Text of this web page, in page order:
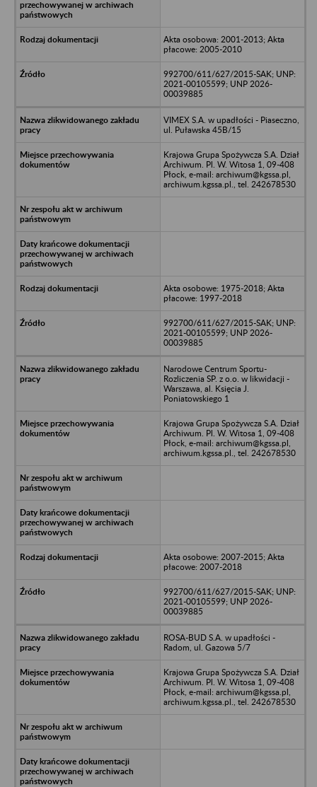
Akta osobowa: 2001-2013; Akta
płacowe: 2005-2010
992700/611/627/2015-SAK; UNP:
2021-00105599; UNP 2026-
00039885
VIMEX S.A. w upadłości - Piaseczno,
ul. Puławska 45B/15
Krajowa Grupa Spożywcza S.A. Dział
Archiwum. Pl. W. Witosa 1, 09-408
Płock, e-mail: archiwum@kgssa.pl,
archiwum.kgssa.pl., tel. 242678530
Akta osobowe: 1975-2018; Akta
płacowe: 1997-2018
992700/611/627/2015-SAK; UNP:
2021-00105599; UNP 2026-
00039885
Narodowe Centrum Sportu-
Rozliczenia SP. z o.o. w likwidacji -
Warszawa, al. Księcia J.
Poniatowskiego 1
Krajowa Grupa Spożywcza S.A. Dział
Archiwum. Pl. W. Witosa 1, 09-408
Płock, e-mail: archiwum@kgssa.pl,
archiwum.kgssa.pl., tel. 242678530
Akta osobowe: 2007-2015; Akta
płacowe: 2007-2018
992700/611/627/2015-SAK; UNP:
2021-00105599; UNP 2026-
00039885
ROSA-BUD S.A. w upadłości -
Radom, ul. Gazowa 5/7
Krajowa Grupa Spożywcza S.A. Dział
Archiwum. Pl. W. Witosa 1, 09-408
Płock, e-mail: archiwum@kgssa.pl,
archiwum.kgssa.pl., tel. 242678530